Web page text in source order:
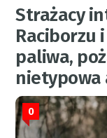
Strażacy
Raciborzu
paliwa,
nietypowa
0